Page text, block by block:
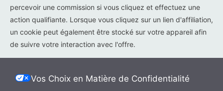
percevoir une commission si vous cliquez et effectuez une
action qualifiante. Lorsque vous cliquez sur un lien d'affiliation,
un cookie peut également être stocké sur votre appareil afin
de suivre votre interaction avec l'offre.
Vos Choix en Matière de Confidentialité